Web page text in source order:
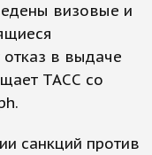
визовые и
в выдаче
ТАСС со
санкций против